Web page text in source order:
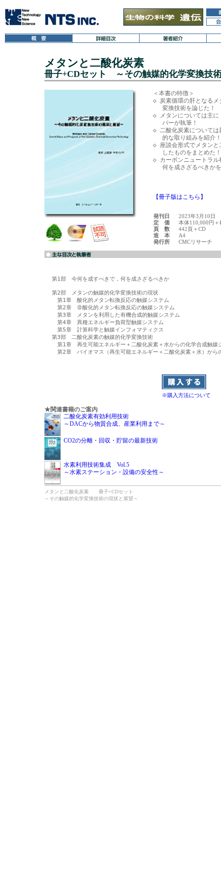
メタンと二酸化炭素
冊子+CDセット ～その触媒的化学変換技
＜本書の特徴＞
◇ 炭素循環の肝となるメ
変換技術を論じた！
◇ メタンについては主に
バーが執筆！
◇ 二酸化炭素については
的な取り組みを紹介！
◇ 座談会形式でメタンと
したものをまとめた！
◇ カーボンニュートラル
何を成さざるべきかを
【冊子版はこちら】
発刊日
2023年3月10日
定 価
本体110,000円＋
頁 数
442頁＋CD
造 本
A4
発行所
CMCリサーチ
第1部　今何を成すべきで，何を成さざるべきか
第2部　メタンの触媒的化学変換技術の現状
第1章　酸化的メタン転換反応の触媒システム
第2章　非酸化的メタン転換反応の触媒システム
第3章　メタンを利用した有機合成的触媒システム
第4章　異種エネルギー負荷型触媒システム
第5章　計算科学と触媒インフォマティクス
第3部　二酸化炭素の触媒的化学変換技術
第1章　再生可能エネルギー＋二酸化炭素＋水からの化学合成触媒
第2章　バイオマス（再生可能エネルギー＋二酸化炭素＋水）から
※購入方法について
★関連書籍のご案内
二酸化炭素有効利用技術
～DACから物質合成、産業利用まで～
CO2の分離・回収・貯留の最新技術
水素利用技術集成 Vol.5
～水素ステーション・設備の安全性～
メタンと二酸化炭素 冊子+CDセット
～その触媒的化学変換技術の現状と展望～